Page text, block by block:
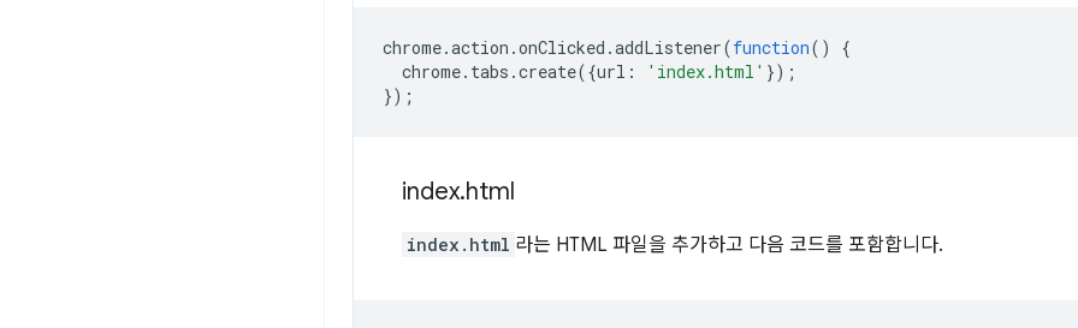
chrome.action .onClicked .addListener(function()
{
chrome. tabs .create({url : 'index.html' });
});
index.html
index.html 라는 HTML 파일을 추가하고 다음 코드를 포함합니다.